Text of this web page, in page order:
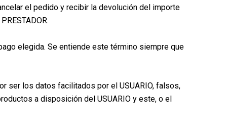
el pedido y recibir la devolución del importe
elegida. Se entiende este término siempre que
ser los datos facilitados por el USUARIO, falsos,
a disposición del USUARIO y este, o el